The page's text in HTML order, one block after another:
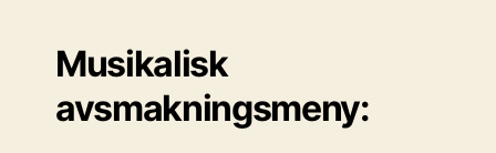
Musikalisk
avsmakningsmeny: